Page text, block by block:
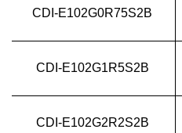
CDI-E102G0R75S2B
CDI-E102G1R5S2B
CDI-E102G2R2S2B